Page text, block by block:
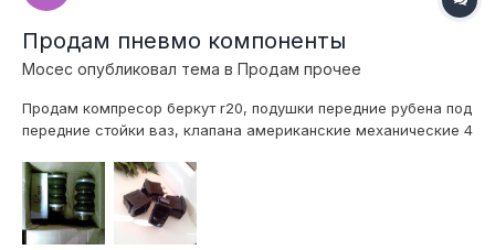
Продам пневмо компоненты
Мосес опубликовал тема в Продам прочее
Продам компресор беркут r20, подушки передние рубена под
передние стойки ваз, клапана американские механические 4
отправлю хоть куда! продаю за недорого! тел:89224175644